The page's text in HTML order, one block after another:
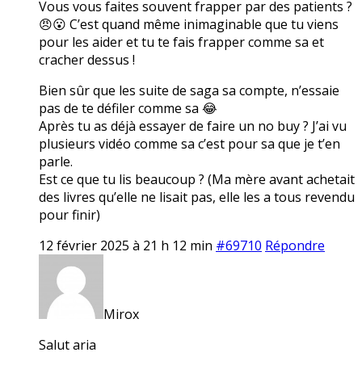
Vous vous faites souvent frapper par des patients ?
😠😮 C’est quand même inimaginable que tu viens
pour les aider et tu te fais frapper comme sa et
cracher dessus !
Bien sûr que les suite de saga sa compte, n’essaie
pas de te défiler comme sa 😂
Après tu as déjà essayer de faire un no buy ? J’ai vu
plusieurs vidéo comme sa c’est pour sa que je t’en
parle.
Est ce que tu lis beaucoup ? (Ma mère avant achetait
des livres qu’elle ne lisait pas, elle les a tous revendu
pour finir)
12 février 2025 à 21 h 12 min #69710 Répondre
Mirox
Salut aria